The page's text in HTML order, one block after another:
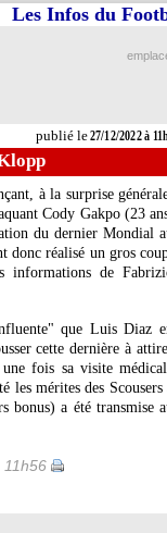
publié le27/12/2022 à
Les Infos du
à la surprise
Cody Gakpo (23
du dernier Mondial
donc réalisé un gros
informations de
que Luis Diaz
cette dernière à
fois sa visite
les mérites des Scousers
bonus) a été transmise
11h56